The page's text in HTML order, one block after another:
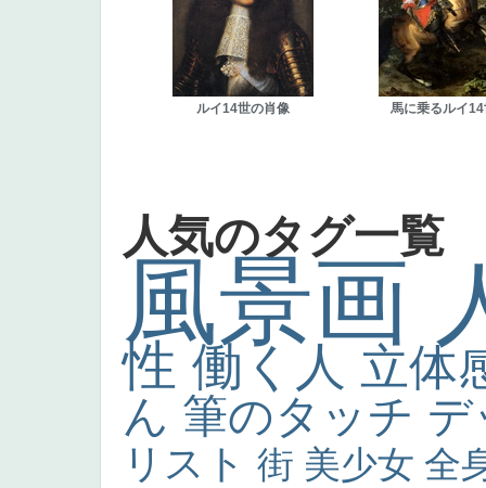
ルイ14世の肖像 馬に乗るルイ14
人気のタグ一覧
風景画
性 働く人 立体
ん 筆のタッチ
リスト 街 美少女 全